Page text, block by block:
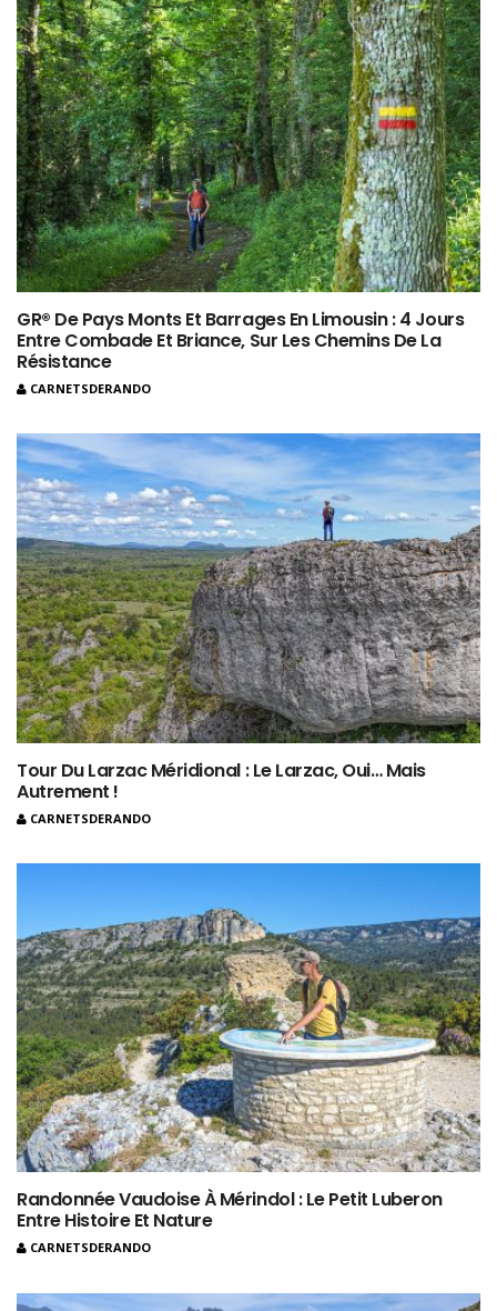
GR® De Pays Monts Et Barrages En Limousin : 4 Jours
Entre Combade Et Briance, Sur Les Chemins De La
Résistance
CARNETSDERANDO
Tour Du Larzac Méridional : Le Larzac, Oui… Mais
Autrement !
CARNETSDERANDO
Randonnée Vaudoise À Mérindol : Le Petit Luberon
Entre Histoire Et Nature
CARNETSDERANDO